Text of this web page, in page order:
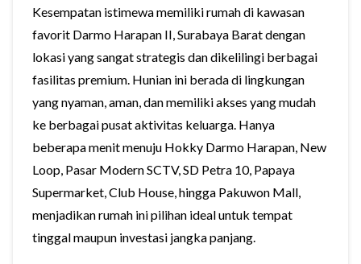
Kesempatan istimewa memiliki rumah di kawasan
favorit Darmo Harapan II, Surabaya Barat dengan
lokasi yang sangat strategis dan dikelilingi berbagai
fasilitas premium. Hunian ini berada di lingkungan
yang nyaman, aman, dan memiliki akses yang mudah
ke berbagai pusat aktivitas keluarga. Hanya
beberapa menit menuju Hokky Darmo Harapan, New
Loop, Pasar Modern SCTV, SD Petra 10, Papaya
Supermarket, Club House, hingga Pakuwon Mall,
menjadikan rumah ini pilihan ideal untuk tempat
tinggal maupun investasi jangka panjang.